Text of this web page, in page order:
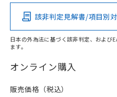
O
在庫等で未対応品が混在する
問い合わせください。
該非判定見解書/項目別
日本の外為法に基づく該非判定、および
ます。
オンライン購入
販売価格（税込）